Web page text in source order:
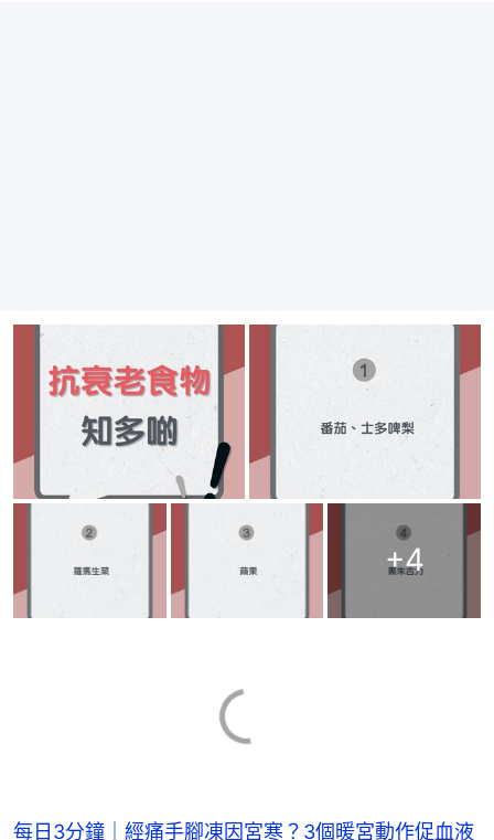
+4
每日3分鐘｜經痛手腳凍因宮寒？3個暖宮動作促血液